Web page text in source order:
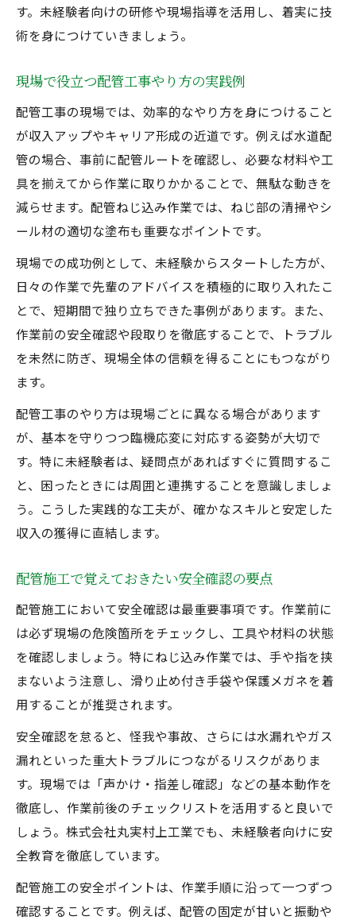
す。未経験者向けの研修や現場指導を活用し、着実に技
術を身につけていきましょう。
現場で役立つ配管工事やり方の実践例
配管工事の現場では、効率的なやり方を身につけること
が収入アップやキャリア形成の近道です。例えば水道配
管の場合、事前に配管ルートを確認し、必要な材料や工
具を揃えてから作業に取りかかることで、無駄な動きを
減らせます。配管ねじ込み作業では、ねじ部の清掃やシ
ール材の適切な塗布も重要なポイントです。
現場での成功例として、未経験からスタートした方が、
日々の作業で先輩のアドバイスを積極的に取り入れたこ
とで、短期間で独り立ちできた事例があります。また、
作業前の安全確認や段取りを徹底することで、トラブル
を未然に防ぎ、現場全体の信頼を得ることにもつながり
ます。
配管工事のやり方は現場ごとに異なる場合があります
が、基本を守りつつ臨機応変に対応する姿勢が大切で
す。特に未経験者は、疑問点があればすぐに質問するこ
と、困ったときには周囲と連携することを意識しましょ
う。こうした実践的な工夫が、確かなスキルと安定した
収入の獲得に直結します。
配管施工で覚えておきたい安全確認の要点
配管施工において安全確認は最重要事項です。作業前に
は必ず現場の危険箇所をチェックし、工具や材料の状態
を確認しましょう。特にねじ込み作業では、手や指を挟
まないよう注意し、滑り止め付き手袋や保護メガネを着
用することが推奨されます。
安全確認を怠ると、怪我や事故、さらには水漏れやガス
漏れといった重大トラブルにつながるリスクがありま
す。現場では「声かけ・指差し確認」などの基本動作を
徹底し、作業前後のチェックリストを活用すると良いで
しょう。株式会社丸実村上工業でも、未経験者向けに安
全教育を徹底しています。
配管施工の安全ポイントは、作業手順に沿って一つずつ
確認することです。例えば、配管の固定が甘いと振動や